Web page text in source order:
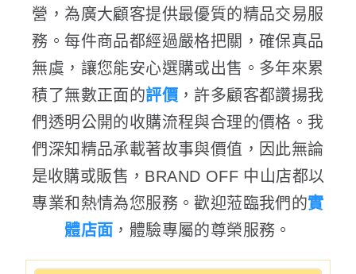
營，為廣大顧客提供最優質的精品交易服
務。每件商品都經過嚴格把關，確保真品
無虞，讓您能安心選購或出售。多年來累
積了無數正面的評價 ，許多顧客都讚揚我
們透明公開的收購流程與合理的價格。我
們深知精品承載著故事與價值，因此無論
是收購或販售，BRAND OFF 中山店都以
專業和熱情為您服務。歡迎蒞臨我們的實
體店面 ，體驗專屬的尊榮服務。